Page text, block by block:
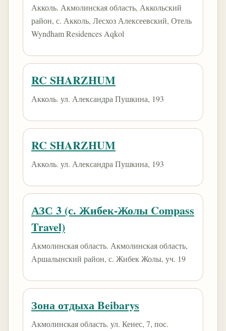
Акколь. Акмолинская область, Аккольский
район, с. Акколь, Лесхоз Алексеевский, Отель
Wyndham Residences Aqkol
RC SHARZHUM
Акколь. ул. Александра Пушкина, 193
RC SHARZHUM
Акколь. ул. Александра Пушкина, 193
АЗС 3 (с. Жибек-Жолы Compass
Travel)
Акмолинская область. Акмолинская область,
Аршалынский район, с. Жибек Жолы, уч. 19
Зона отдыха Beibarys
Акмолинская область. ​ул. Кенес, 7​, пос.